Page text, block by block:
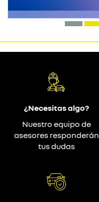
¿Necesitas algo?
Nuestro equipo de
asesores responderán
tus dudas